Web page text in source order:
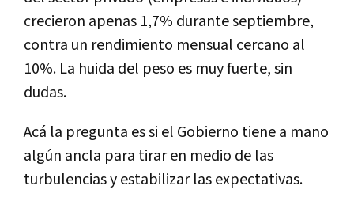
crecieron apenas 1,7% durante septiembre,
contra un rendimiento mensual cercano al
10%. La huida del peso es muy fuerte, sin
dudas.
Acá la pregunta es si el Gobierno tiene a mano
algún ancla para tirar en medio de las
turbulencias y estabilizar las expectativas.